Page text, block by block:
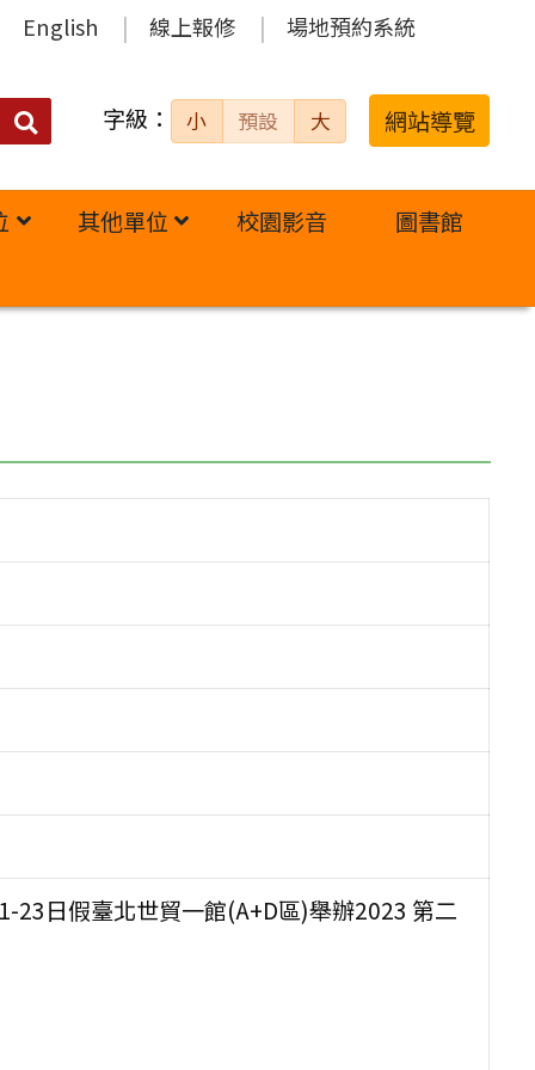
English 線上報修 場地預約系統
搜
字級： 小 預設 大 網站導覽
其他單位 校園影音
圖書館
23日假臺北世貿一館(A+D區)舉辦2023 第二